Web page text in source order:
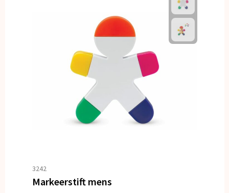
3242
Markeerstift mens